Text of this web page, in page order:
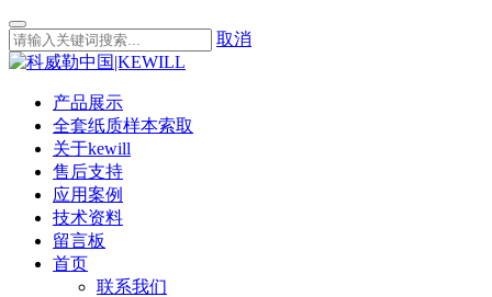
取消
产品展示
全套纸质样本索取
关于kewill
售后支持
应用案例
技术资料
留言板
首页
联系我们